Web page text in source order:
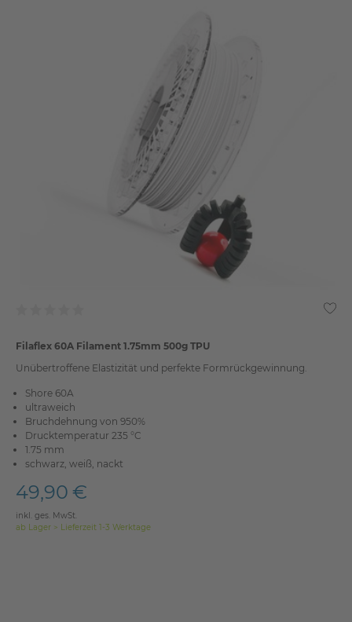
Filaflex 60A Filament 1.75mm 500g TPU
Unübertroffene Elastizität und perfekte Formrückgewinnung.
Shore 60A
ultraweich
Bruchdehnung von 950%
Drucktemperatur 235 °C
1.75 mm
schwarz, weiß, nackt
49,90 €
inkl. ges. MwSt.
ab Lager > Lieferzeit 1-3 Werktage